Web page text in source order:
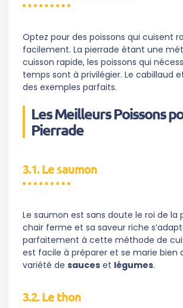
Optez pour des poissons qui cuisent
facilement. La pierrade étant une
cuisson rapide, les poissons qui
temps sont à privilégier. Le cabillaud
des exemples parfaits.
Les Meilleurs Poissons
Pierrade
3.1. Le saumon
Le saumon est sans doute le roi de la
chair ferme et sa saveur riche
parfaitement à cette méthode de
est facile à préparer et se marie bien
variété de sauces et légumes.
3.2. Le thon